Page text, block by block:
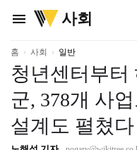
menu
위
키
리
사회
홈 사회 일반
청년센터부터
군, 378개 사
설계도 펼쳤다